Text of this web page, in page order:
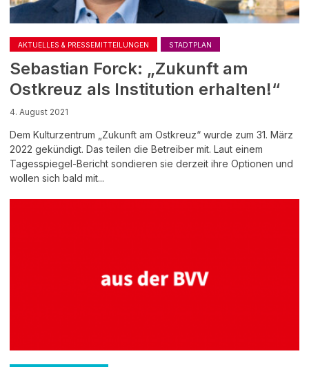
AKTUELLES & PRESSEMITTEILUNGEN STADTPLAN
Sebastian Forck: „Zukunft am
Ostkreuz als Institution erhalten!“
4. August 2021
Dem Kulturzentrum „Zukunft am Ostkreuz“ wurde zum 31. März
2022 gekündigt. Das teilen die Betreiber mit. Laut einem
Tagesspiegel-Bericht sondieren sie derzeit ihre Optionen und
wollen sich bald mit...